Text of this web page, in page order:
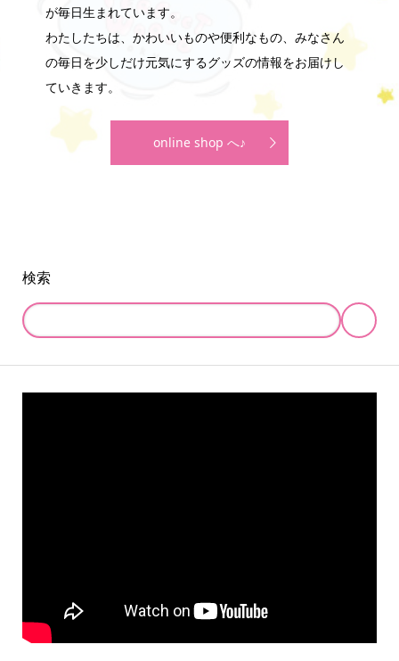
が毎日生まれています。
わたしたちは、かわいいものや便利なもの、みなさん
の毎日を少しだけ元気にするグッズの情報をお届けし
ていきます。
online shop へ♪
検索